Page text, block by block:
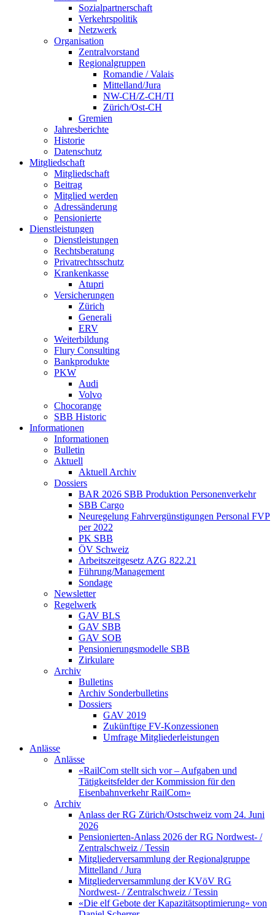
Sozialpartnerschaft
Verkehrspolitik
Netzwerk
Organisation
Zentralvorstand
Regionalgruppen
Romandie / Valais
Mittelland/Jura
NW-CH/Z-CH/TI
Zürich/Ost-CH
Gremien
Jahresberichte
Historie
Datenschutz
Mitgliedschaft
Mitgliedschaft
Beitrag
Mitglied werden
Adressänderung
Pensionierte
Dienstleistungen
Dienstleistungen
Rechtsberatung
Privatrechtsschutz
Krankenkasse
Atupri
Versicherungen
Zürich
Generali
ERV
Weiterbildung
Flury Consulting
Bankprodukte
PKW
Audi
Volvo
Chocorange
SBB Historic
Informationen
Informationen
Bulletin
Aktuell
Aktuell Archiv
Dossiers
BAR 2026 SBB Produktion Personenverkehr
SBB Cargo
Neuregelung Fahrvergünstigungen Personal FVP
per 2022
PK SBB
ÖV Schweiz
Arbeitszeitgesetz AZG 822.21
Führung/Management
Sondage
Newsletter
Regelwerk
GAV BLS
GAV SBB
GAV SOB
Pensionierungsmodelle SBB
Zirkulare
Archiv
Bulletins
Archiv Sonderbulletins
Dossiers
GAV 2019
Zukünftige FV-Konzessionen
Umfrage Mitgliederleistungen
Anlässe
Anlässe
«RailCom stellt sich vor – Aufgaben und
Tätigkeitsfelder der Kommission für den
Eisenbahnverkehr RailCom»
Archiv
Anlass der RG Zürich/Ostschweiz vom 24. Juni
2026
Pensionierten-Anlass 2026 der RG Nordwest- /
Zentralschweiz / Tessin
Mitgliederversammlung der Regionalgruppe
Mittelland / Jura
Mitgliederversammlung der KVöV RG
Nordwest- / Zentralschweiz / Tessin
«Die elf Gebote der Kapazitätsoptimierung» von